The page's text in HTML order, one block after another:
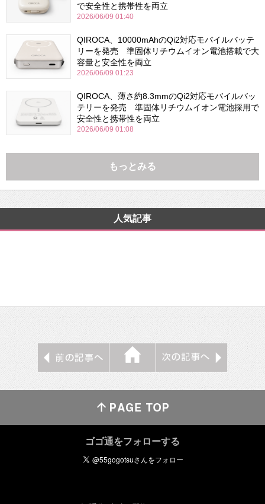
で安全性と携帯性を両立
2026/06/09 01:40
QIROCA、10000mAhのQi2対応モバイルバッテ
リーを発売 準固体リチウムイオン電池搭載で大
容量と安全性を両立
2026/06/09 01:23
QIROCA、薄さ約8.3mmのQi2対応モバイルバッ
テリーを発売 準固体リチウムイオン電池採用で
安全性と携帯性を両立
2026/06/09 01:08
もっとみる
人気記事
ゴゴ通をフォローする